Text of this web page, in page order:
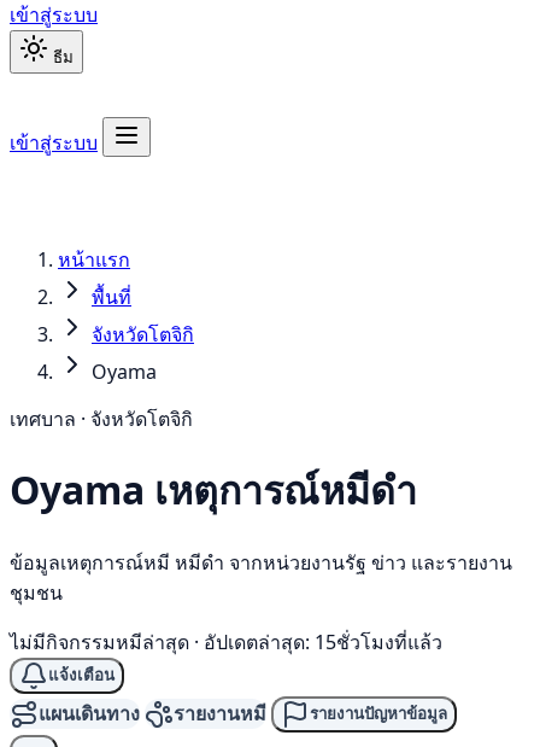
เข้าสู่ระบบ
ธีม
เข้าสู่ระบบ
หน้าแรก
พื้นที่
จังหวัดโตจิกิ
Oyama
เทศบาล · จังหวัดโตจิกิ
Oyama เหตุการณ์หมีดำ
ข้อมูลเหตุการณ์หมี หมีดำ จากหน่วยงานรัฐ ข่าว และรายงาน
ชุมชน
ไม่มีกิจกรรมหมีล่าสุด · อัปเดตล่าสุด: 15ชั่วโมงที่แล้ว
แจ้งเตือน
แผนเดินทาง รายงานหมี รายงานปัญหาข้อมูล